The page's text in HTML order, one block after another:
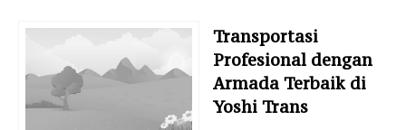
Transportasi
Profesional dengan
Armada Terbaik di
Yoshi Trans